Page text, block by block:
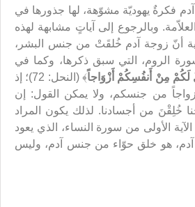
فكرةٌ يهوديّة مشوّهة، لها جذورها في
وبالرجوع إلى آياتٍ مشابهة لهذه
أنّ زوجة آدم خُلقَتْ من جنس البشر،
21 من سورة الروم، التي سبق ذكرها، وكما في
لَكُمْ مِنْ أَنفُسِكُمْ أَزْوَاجاً
﴾ (النحل: 72)؛ إذ
من جنسكم، ولا يمكن القول: إن
خُلِقْنَ من أجسادنا. لذلك يكون المراد
الأولى من سورة النساء، الذي يعود
آدم، هو خلق حوّاء من جنس آدم، وليس